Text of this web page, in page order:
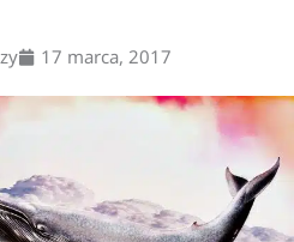
17 marca, 2017